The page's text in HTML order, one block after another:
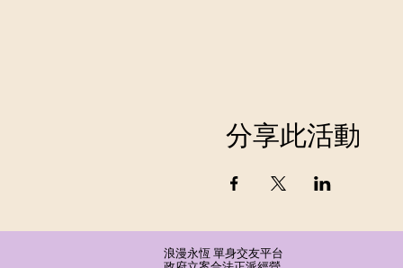
分享此活動
浪漫永恆 單身交友平台